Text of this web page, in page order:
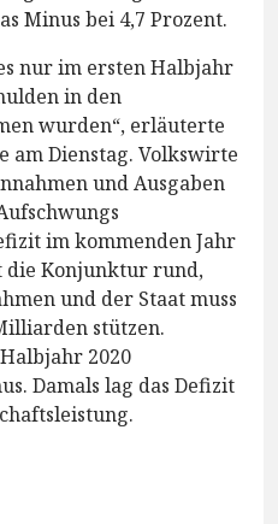
Minus bei 4,7 Prozent.
nur im ersten Halbjahr
in den
wurden“, erläuterte
am Dienstag. Volkswirte
und Ausgaben
im kommenden Jahr
die Konjunktur rund,
und der Staat muss
stützen.
2020
Damals lag das Defizit